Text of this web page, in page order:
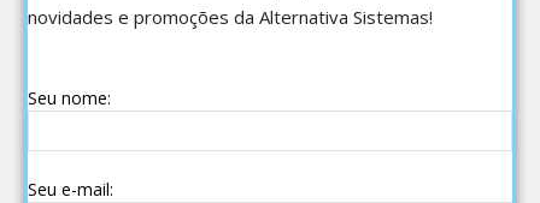
novidades e promoções da Alternativa Sistemas!
Seu nome:
Seu e-mail: